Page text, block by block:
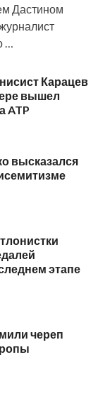
Дастином
…
Карацев
вышел
ATP
высказался
этапе
череп